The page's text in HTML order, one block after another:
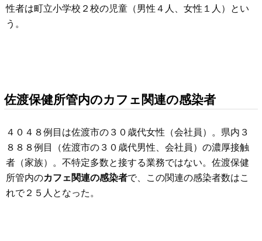
性者は町立小学校２校の児童（男性４人、女性１人）とい
う。
佐渡保健所管内のカフェ関連の感染者
４０４８例目は佐渡市の３０歳代女性（会社員）。県内３
８８８例目（佐渡市の３０歳代男性、会社員）の濃厚接触
者（家族）。不特定多数と接する業務ではない。佐渡保健
所管内のカフェ関連の感染者で、この関連の感染者数はこ
れで２５人となった。